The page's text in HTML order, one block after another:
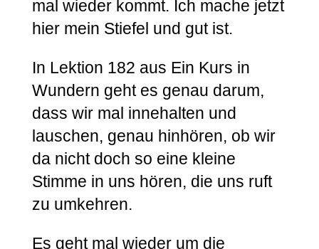
mal wieder kommt. Ich mache jetzt
hier mein Stiefel und gut ist.
In Lektion 182 aus Ein Kurs in
Wundern geht es genau darum,
dass wir mal innehalten und
lauschen, genau hinhören, ob wir
da nicht doch so eine kleine
Stimme in uns hören, die uns ruft
zu umkehren.
Es geht mal wieder um die